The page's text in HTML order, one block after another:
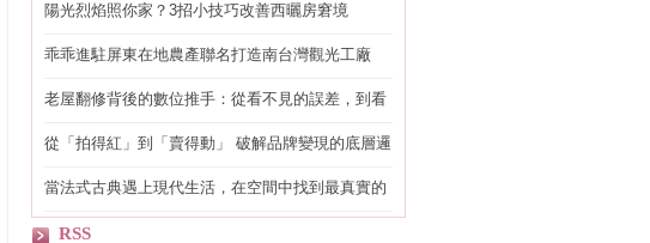
陽光烈焰照你家？3招小技巧改善西曬房窘境
乖乖進駐屏東在地農產聯名打造南台灣觀光工廠
老屋翻修背後的數位推手：從看不見的誤差，到看
從「拍得紅」到「賣得動」 破解品牌變現的底層邏
當法式古典遇上現代生活，在空間中找到最真實的
RSS